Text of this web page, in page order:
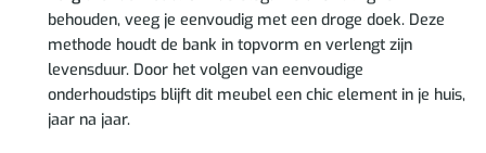
behouden, veeg je eenvoudig met een droge doek. Deze
methode houdt de bank in topvorm en verlengt zijn
levensduur. Door het volgen van eenvoudige
onderhoudstips blijft dit meubel een chic element in je huis,
jaar na jaar.